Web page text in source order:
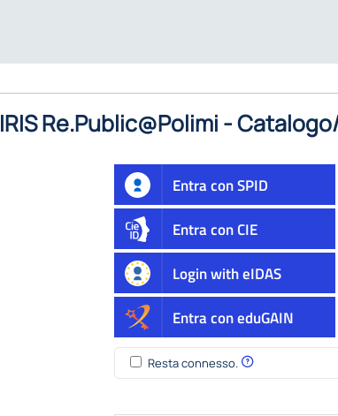
IRIS Re.Public@Polimi -
Entra con SPID
Entra con CIE
Login with eIDAS
Entra con eduGAIN
Resta connesso.